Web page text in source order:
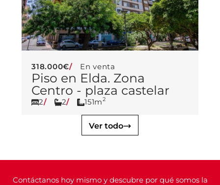
318.000€ En venta
Piso en Elda. Zona
Centro - plaza castelar
2 2 151m2
Ver todo
Contáctanos hoy mismo y descubre por qué somos la